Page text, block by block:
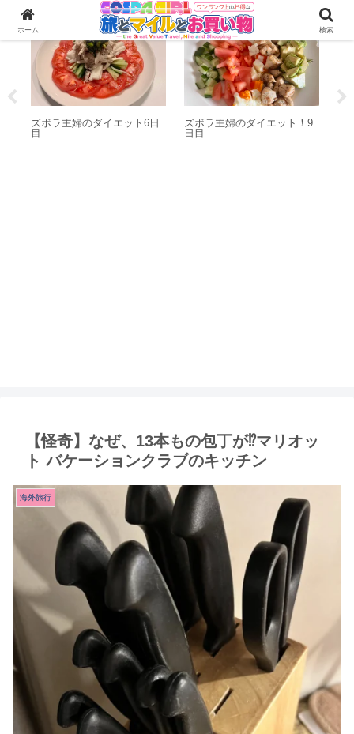
婦のダイエット6日
ダイエット
ズボラ主婦のダイエット！9
【怪奇】なぜ、13本もの包丁が⁉︎マリオッ
ト バケーションクラブのキッチン
海外旅行
ホーム 検索